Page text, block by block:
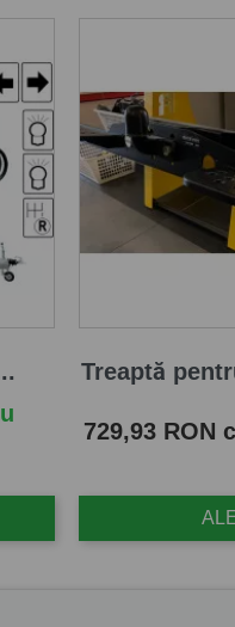
Treaptă
Pret
729,93 RON